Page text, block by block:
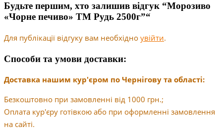
Будьте першим, хто залишив відгук “Морозиво
«Чорне печиво» ТМ Рудь 2500г”“
Для публікації відгуку вам необхідно увійти.
Способи та умови доставки:
Доставка нашим кур'єром по Чернігову та області:
Безкоштовно при замовленні від 1000 грн.;
Оплата кур'єру готівкою або при оформленні замовлення
на сайті.